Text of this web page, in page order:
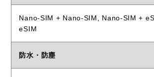
Nano-SIM + Nano-SIM, Nano-SIM +
eSIM
防水・防塵